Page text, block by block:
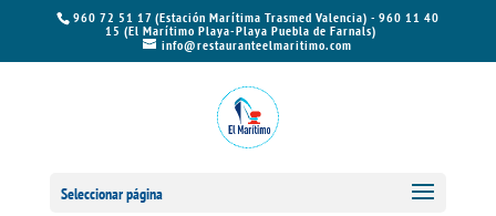
960 72 51 17 (Estación Marítima Trasmed Valencia) - 960 11 40
15 (El Marítimo Playa-Playa Puebla de Farnals)
info@restauranteelmaritimo.com
Seleccionar página